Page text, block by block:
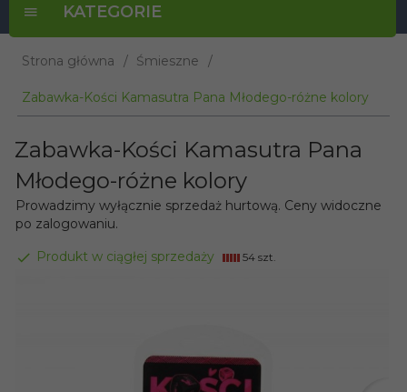
KATEGORIE
Strona główna Śmieszne
Zabawka-Kości Kamasutra Pana Młodego-różne kolory
Zabawka-Kości Kamasutra Pana
Młodego-różne kolory
Prowadzimy wyłącznie sprzedaż hurtową. Ceny widoczne
po zalogowaniu.
Produkt w ciągłej sprzedaży 54 szt.